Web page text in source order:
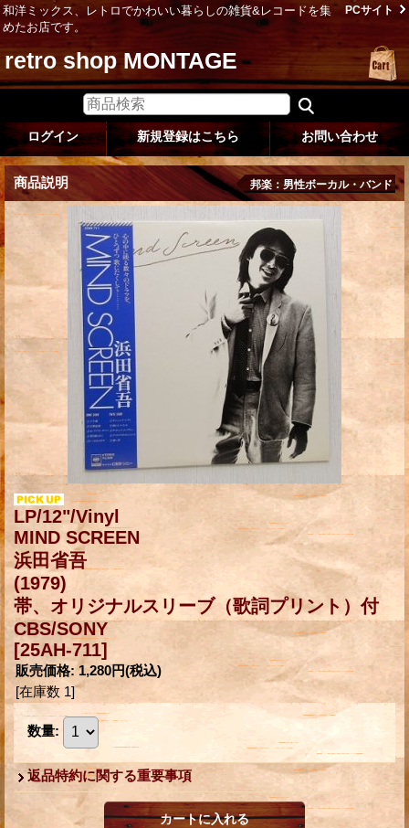
和洋ミックス、レトロでかわいい暮らしの雑貨&レコードを集
めたお店です。
PCサイト
retro shop MONTAGE
ログイン 新規登録はこちら お問い合わせ
商品説明 邦楽：男性ボーカル・バンド
LP/12"/Vinyl
MIND SCREEN
浜田省吾
(1979)
帯、オリジナルスリーブ（歌詞プリント）付
CBS/SONY
[25AH-711]
販売価格: 1,280円(税込)
[在庫数 1]
数量:
返品特約に関する重要事項